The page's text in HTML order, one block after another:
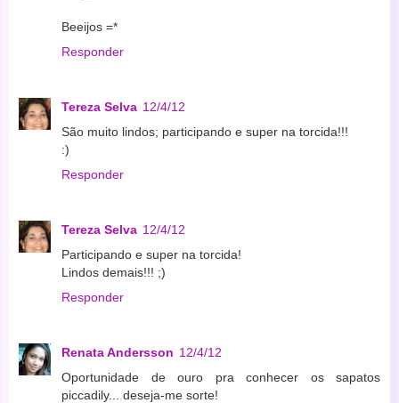
Beeijos =*
Responder
Tereza Selva 12/4/12
São muito lindos; participando e super na torcida!!!
:)
Responder
Tereza Selva 12/4/12
Participando e super na torcida!
Lindos demais!!! ;)
Responder
Renata Andersson 12/4/12
Oportunidade de ouro pra conhecer os sapatos
piccadily... deseja-me sorte!